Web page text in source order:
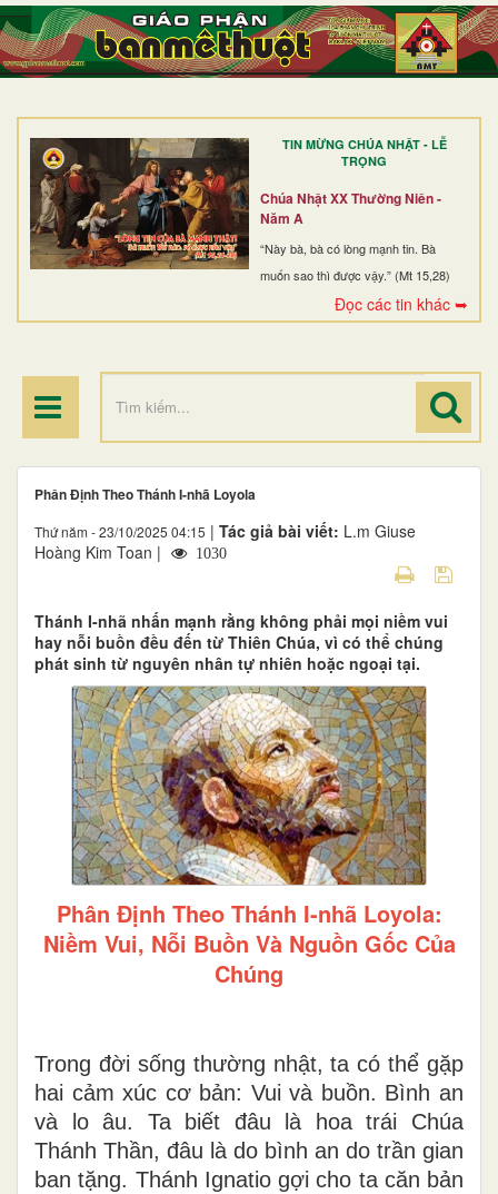
TIN MỪNG CHÚA NHẬT - LỄ
TRỌNG
Chúa Nhật XX Thường Niên -
Năm A
“Này bà, bà có lòng mạnh tin. Bà
muốn sao thì được vậy.” (Mt 15,28)
Đọc các tin khác ➥
TRANG NHẤT
GIỚI THIỆU
DÒNG TU
BAN MỤC VỤ
ĐOÀN THỂ CG
ĐIỂM HÀNH HƯƠNG
Phân Định Theo Thánh I-nhã Loyola
Thứ năm - 23/10/2025 04:15 | Tác giả bài viết: L.m Giuse
Hoàng Kim Toan |
1030
Thánh I-nhã nhấn mạnh rằng không phải mọi niềm vui
hay nỗi buồn đều đến từ Thiên Chúa, vì có thể chúng
phát sinh từ nguyên nhân tự nhiên hoặc ngoại tại.
Phân Định Theo Thánh I-nhã Loyola:
Niềm Vui, Nỗi Buồn Và Nguồn Gốc Của
Chúng
Trong đời sống thường nhật, ta có thể gặp
hai cảm xúc cơ bản: Vui và buồn. Bình an
và lo âu. Ta biết đâu là hoa trái Chúa
Thánh Thần, đâu là do bình an do trần gian
ban tặng. Thánh Ignatio gợi cho ta căn bản